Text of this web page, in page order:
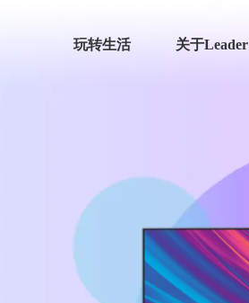
玩转生活 关于Leader